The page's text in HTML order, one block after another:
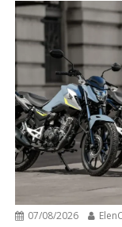
07/08/2026